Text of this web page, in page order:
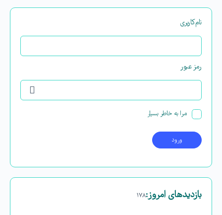
نام‌کاربری
رمز عبور
مرا به خاطر بسپار
بازدیدهای امروز:۱۷۸